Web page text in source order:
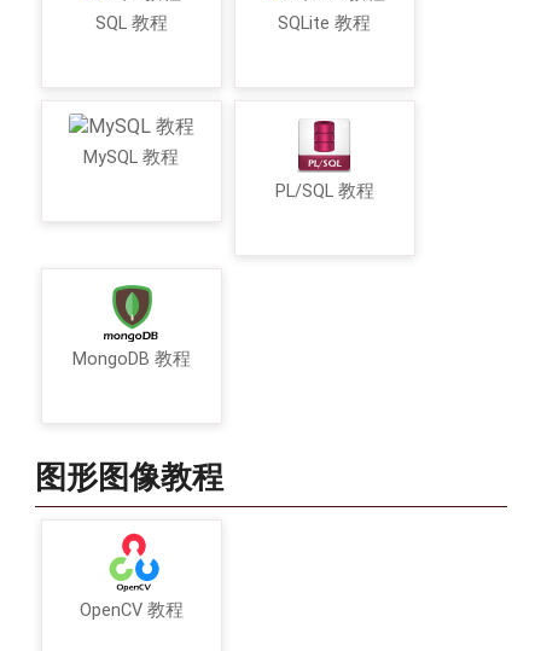
SQL 教程 SQLite 教程
MySQL 教程
PL/SQL 教程
MongoDB 教程
图形图像教程
OpenCV 教程